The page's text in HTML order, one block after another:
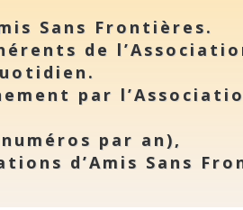
Sans Frontières.
de
par
par an),
d’Amis Sans